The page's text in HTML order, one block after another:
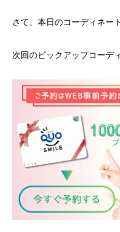
さて、本日のコーディネー
次回のピックアップコーデ